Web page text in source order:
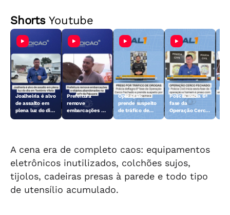
ShortsYoutube
Joalheiria é alvo
de assalto em
plena luz do dia
Prefeitura
remove
embarcações e
Operação
prende suspeito
de tráfico de
Polícia inicia 6ª
fase da
Operação Cerco
A cena era de completo caos: equipamentos
eletrônicos inutilizados, colchões sujos,
tijolos, cadeiras presas à parede e todo tipo
de utensílio acumulado.